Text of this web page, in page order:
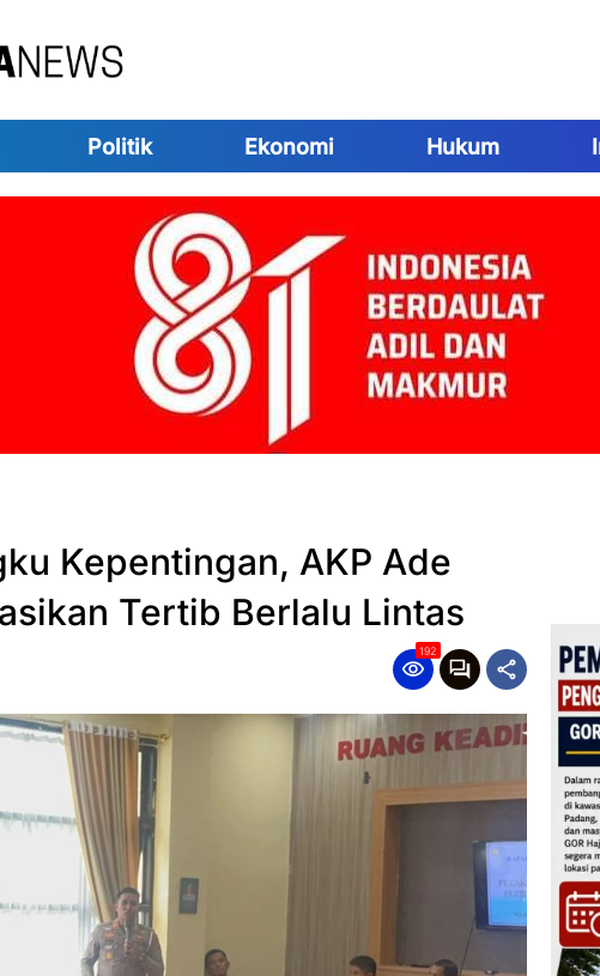
Politik Ekonomi Hukum
Kepentingan, AKP Ade
Tertib Berlalu Lintas
192